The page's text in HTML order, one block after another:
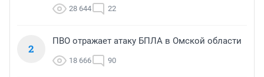
28 644 22
2
ПВО отражает атаку БПЛА в Омской области
18 666 90